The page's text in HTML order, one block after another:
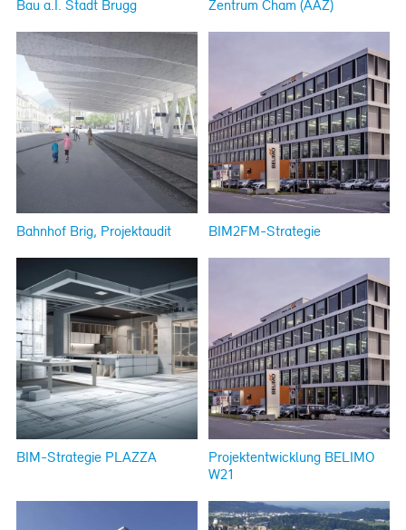
Bau a.I. Stadt Brugg
Zentrum Cham (AAZ)
Bahnhof Brig, Projektaudit BIM2FM-Strategie
BIM-Strategie PLAZZA
Projektentwicklung BELIMO
W21